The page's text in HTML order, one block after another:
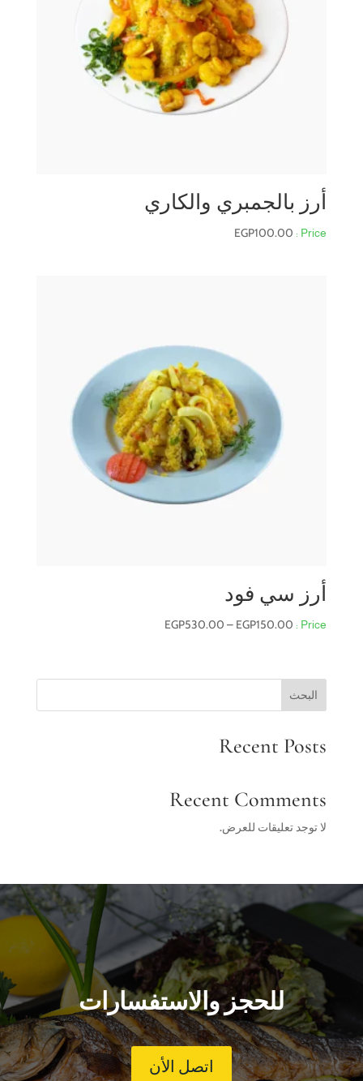
أرز بالجمبري والكاري
EGP100.00
أرز سي فود
EGP150.00
–
EGP530.00
نطاق
⁦EGP150.00⁩
البحث
Recent Posts
Recent Comments
لا توجد تعليقات للعرض.
للحجز والاستفسارات
اتصل الأن